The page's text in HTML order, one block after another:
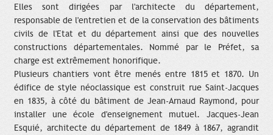
Elles sont dirigées par l'architecte du département,
responsable de l'entretien et de la conservation des bâtiments
civils de l'Etat et du département ainsi que des nouvelles
constructions départementales. Nommé par le Préfet, sa
charge est extrêmement honorifique.
Plusieurs chantiers vont être menés entre 1815 et 1870. Un
édifice de style néoclassique est construit rue Saint-Jacques
en 1835, à côté du bâtiment de Jean-Arnaud Raymond, pour
installer une école d'enseignement mutuel. Jacques-Jean
Esquié, architecte du département de 1849 à 1867, agrandit